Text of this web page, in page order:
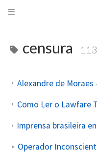
censura 113